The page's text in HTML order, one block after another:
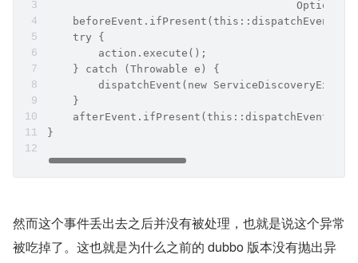
    beforeEvent.ifPresent(this::dispatchEvent);
    try {
        action.execute();
    } catch (Throwable e) {
dispatchEvent(new
    }
    afterEvent.ifPresent(this::dispatchEvent);
}
然而这个事件丢出去之后并没有被处理，也就是说这个异常
被吃掉了。这也就是为什么之前的 dubbo 版本没有抛出异